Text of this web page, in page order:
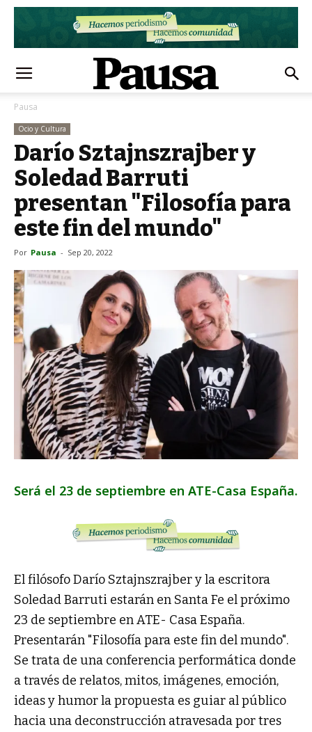
Pausa
Ocio y Cultura
Darío Sztajnszrajber y
Soledad Barruti
presentan "Filosofía para
este fin del mundo"
Por Pausa - Sep 20, 2022
Será el 23 de septiembre en ATE-Casa España.
El filósofo Darío Sztajnszrajber y la escritora
Soledad Barruti estarán en Santa Fe el próximo
23 de septiembre en ATE- Casa España.
Presentarán "Filosofía para este fin del mundo".
Se trata de una conferencia performática donde
a través de relatos, mitos, imágenes, emoción,
ideas y humor la propuesta es guiar al público
hacia una deconstrucción atravesada por tres